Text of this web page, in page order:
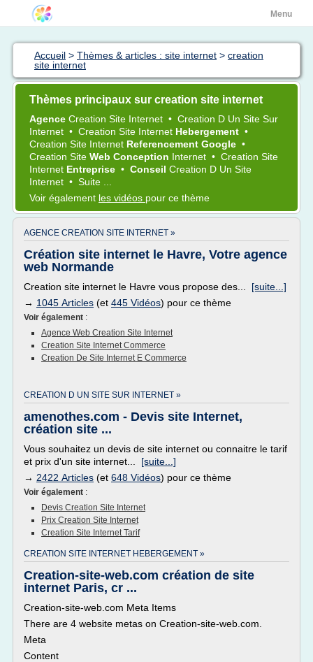
Menu
Accueil > Thèmes & articles : site internet > creation
site internet
Thèmes principaux sur creation site internet
Agence Creation Site Internet • Creation D Un Site Sur
Internet • Creation Site Internet Hebergement •
Creation Site Internet Referencement Google •
Creation Site Web Conception Internet • Creation Site
Internet Entreprise • Conseil Creation D Un Site
Internet • Suite ...
Voir également les vidéos pour ce thème
AGENCE CREATION SITE INTERNET »
Création site internet le Havre, Votre agence
web Normande
Creation site internet le Havre vous propose des... [suite...]
→ 1045 Articles (et 445 Vidéos) pour ce thème
Voir également :
Agence Web Creation Site Internet
Creation Site Internet Commerce
Creation De Site Internet E Commerce
CREATION D UN SITE SUR INTERNET »
amenothes.com - Devis site Internet,
création site ...
Vous souhaitez un devis de site internet ou connaitre le tarif
et prix d'un site internet... [suite...]
→ 2422 Articles (et 648 Vidéos) pour ce thème
Voir également :
Devis Creation Site Internet
Prix Creation Site Internet
Creation Site Internet Tarif
CREATION SITE INTERNET HEBERGEMENT »
Creation-site-web.com création de site
internet Paris, cr ...
Creation-site-web.com Meta Items
There are 4 website metas on Creation-site-web.com.
Meta
Content